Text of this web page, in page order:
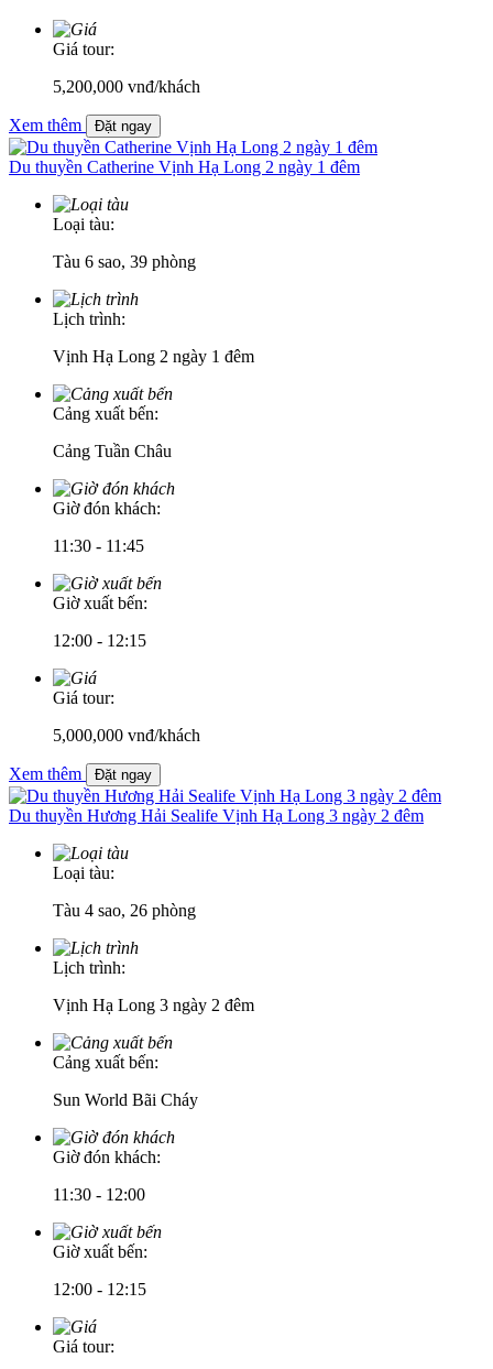
Giá tour:
5,200,000 vnđ/khách
Xem thêm Đặt ngay
Du thuyền Catherine Vịnh Hạ Long 2 ngày 1 đêm
Loại tàu:
Tàu 6 sao, 39 phòng
Lịch trình:
Vịnh Hạ Long 2 ngày 1 đêm
Cảng xuất bến:
Cảng Tuần Châu
Giờ đón khách:
11:30 - 11:45
Giờ xuất bến:
12:00 - 12:15
Giá tour:
5,000,000 vnđ/khách
Xem thêm Đặt ngay
Du thuyền Hương Hải Sealife Vịnh Hạ Long 3 ngày 2 đêm
Loại tàu:
Tàu 4 sao, 26 phòng
Lịch trình:
Vịnh Hạ Long 3 ngày 2 đêm
Cảng xuất bến:
Sun World Bãi Cháy
Giờ đón khách:
11:30 - 12:00
Giờ xuất bến:
12:00 - 12:15
Giá tour: